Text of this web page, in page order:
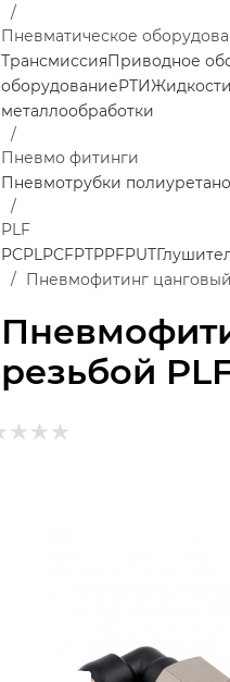
резьбой
Пневматическое
ТрансмиссияПриводное
оборудованиеРТИ
металлообработки
Пневмо фитинги
Пневмотрубки
PLF
PCPLPCFPTPPFPUT
Пневмофитинг цанговый